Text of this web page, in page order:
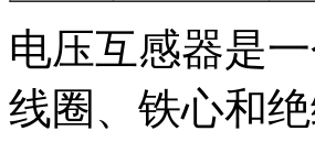
电压互感器是
线圈、铁心和